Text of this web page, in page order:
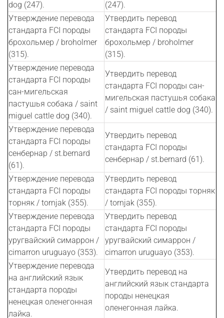
dog (247).
(247).
Утверждение перевода
стандарта FCI породы
брохольмер / broholmer
(315).
Утвердить перевод
стандарта FCI породы
брохольмер / broholmer
(315).
Утверждение перевода
стандарта FCI породы
сан-мигельская
пастушья собака / saint
miguel cattle dog (340).
Утвердить перевод
стандарта FCI породы сан-
мигельская пастушья собака
/ saint miguel cattle dog (340).
Утверждение перевода
стандарта FCI породы
сенбернар / st.bernard
(61).
Утвердить перевод
стандарта FCI породы
сенбернар / st.bernard (61).
Утверждение перевода
стандарта FCI породы
торняк / tornjak (355).
Утвердить перевод
стандарта FCI породы торняк
/ tornjak (355).
Утверждение перевода
стандарта FCI породы
уругвайский симаррон /
cimarron uruguayo (353).
Утвердить перевод
стандарта FCI породы
уругвайский симаррон /
cimarron uruguayo (353).
Утверждение перевода
на английский язык
стандарта породы
ненецкая оленегонная
лайка.
Утвердить перевод на
английский язык стандарта
породы ненецкая
оленегонная лайка.